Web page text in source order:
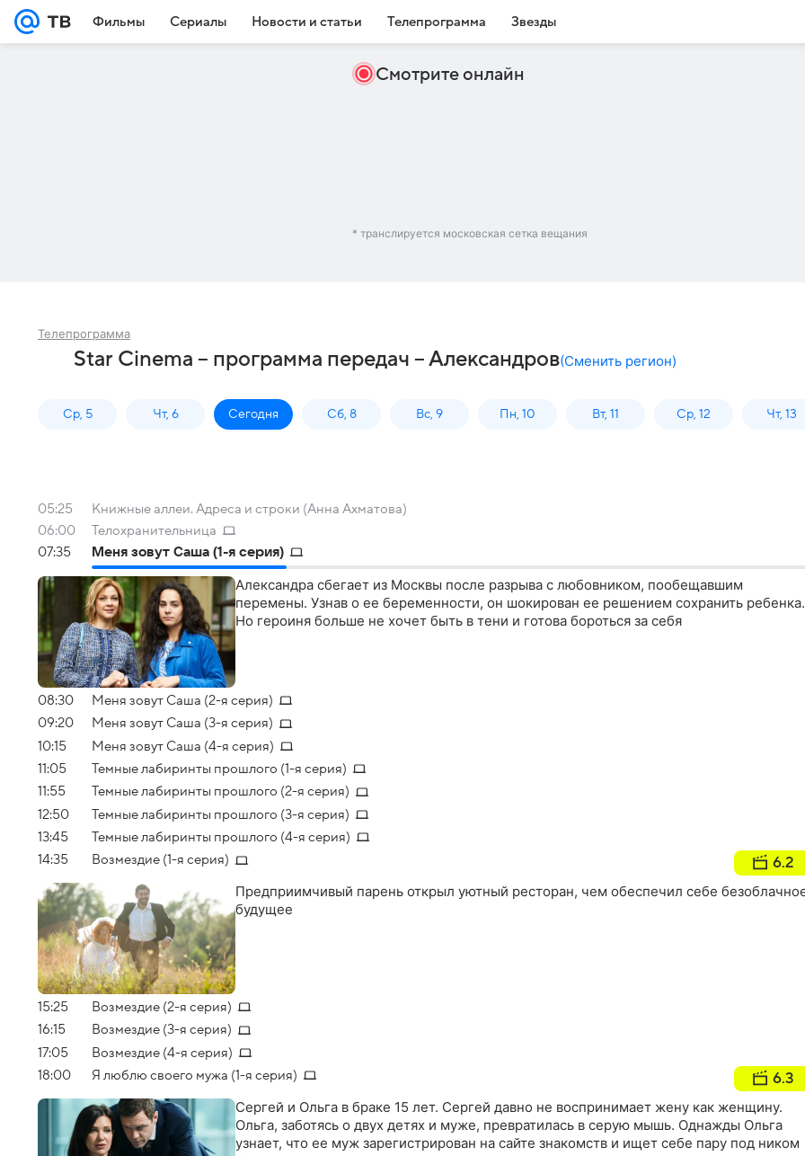
Фильмы Сериалы Новости и статьи Телепрограмма Звезды
Смотрите онлайн
* транслируется московская сетка вещания
Телепрограмма
Star Cinema – программа передач – Александров(Сменить регион)
Ср, 5 Чт, 6 Сегодня Сб, 8 Вс, 9 Пн, 10 Вт, 11 Ср, 12 Чт, 13
05:25
Книжные аллеи. Адреса и строки (Анна Ахматова)
06:00
Телохранительница
07:35
Меня зовут Саша (1-я серия)
Александра сбегает из Москвы после разрыва с любовником, пообещавшим
перемены. Узнав о ее беременности, он шокирован ее решением сохранить ребенка.
Но героиня больше не хочет быть в тени и готова бороться за себя
08:30
Меня зовут Саша (2-я серия)
09:20
Меня зовут Саша (3-я серия)
10:15
Меня зовут Саша (4-я серия)
11:05
Темные лабиринты прошлого (1-я серия)
11:55
Темные лабиринты прошлого (2-я серия)
12:50
Темные лабиринты прошлого (3-я серия)
13:45
Темные лабиринты прошлого (4-я серия)
14:35
Возмездие (1-я серия) 6.2
Предприимчивый парень открыл уютный ресторан, чем обеспечил себе
будущее
15:25
Возмездие (2-я серия)
16:15
Возмездие (3-я серия)
17:05
Возмездие (4-я серия)
18:00
Я люблю своего мужа (1-я серия) 6.3
Сергей и Ольга в браке 15 лет. Сергей давно не воспринимает жену как женщину.
Ольга, заботясь о двух детях и муже, превратилась в серую мышь. Однажды Ольга
узнает, что ее муж зарегистрирован на сайте знакомств и ищет себе пару под ником